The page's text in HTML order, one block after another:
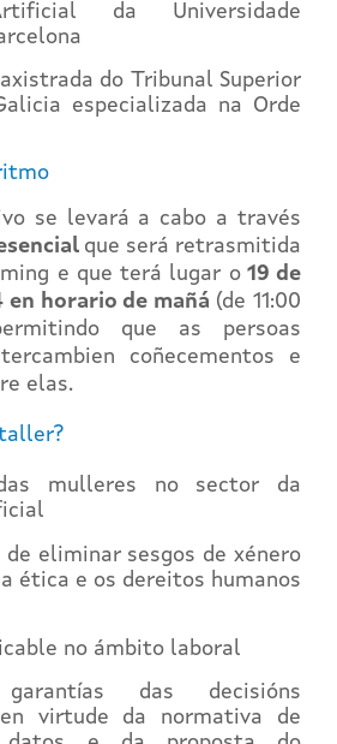
da Universidade
do Tribunal Superior
especializada na Orde
se levará a cabo a través
que será retrasmitida
e que terá lugar o19 de
en horario de mañá (de 11:00
que as persoas
coñecementos e
elas.
mulleres no sector da
de eliminar sesgos de xénero
ética e os dereitos humanos
no ámbito laboral
das decisións
virtude da normativa de